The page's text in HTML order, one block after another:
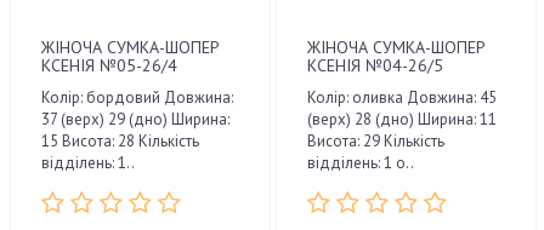
ЖІНОЧА СУМКА-ШОПЕР
КСЕНІЯ №05-26/4
Колір: бордовий Довжина:
37 (верх) 29 (дно) Ширина:
15 Висота: 28 Кількість
відділень: 1..
ЖІНОЧА СУМКА-ШОПЕР
КСЕНІЯ №04-26/5
Колір: оливка Довжина: 45
(верх) 28 (дно) Ширина: 11
Висота: 29 Кількість
відділень: 1 о..